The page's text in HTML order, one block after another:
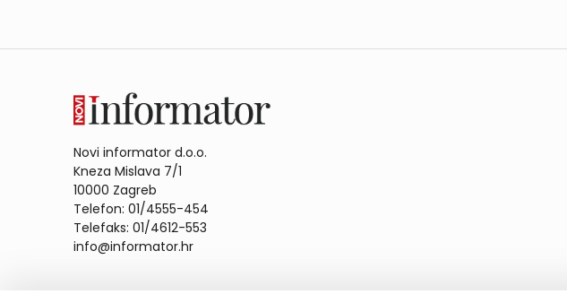
Novi informator d.o.o.
Kneza Mislava 7/1
10000 Zagreb
Telefon: 01/4555-454
Telefaks: 01/4612-553
info@informator.hr